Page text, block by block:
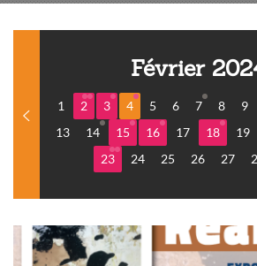
Février
1 2 3 4 5 6 7 8 9
13
14 15 16 17 18 19
23
24 25 26 27